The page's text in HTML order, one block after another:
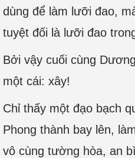
dùng để làm lưỡi đao,
tuyệt đối là lưỡi đao
Bởi vậy cuối cùng
một cái: xây!
Chỉ thấy một đạo bạch
Phong thành bay lên,
vô cùng tường hòa, an